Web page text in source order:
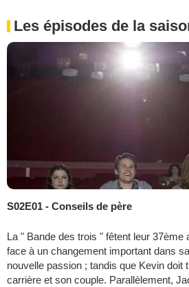
Les épisodes de la
S02E01 - Conseils de père
La " Bande des trois " fêtent leur 37ème
face à un changement important dans
nouvelle passion ; tandis que Kevin doit
carrière et son couple. Parallèlement,